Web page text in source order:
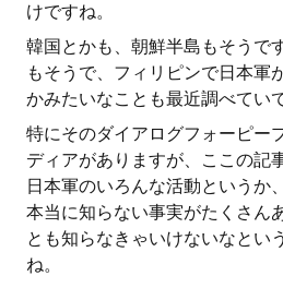
けですね。
韓国とかも、朝鮮半島もそうで
もそうで、フィリピンで日本軍
かみたいなことも最近調べてい
特にそのダイアログフォーピー
ディアがありますが、ここの記
日本軍のいろんな活動というか
本当に知らない事実がたくさん
とも知らなきゃいけないなとい
ね。